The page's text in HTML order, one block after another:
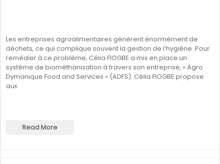
Les entreprises agroalimentaires génèrent énormément de
déchets, ce qui complique souvent la gestion de l’hygiène. Pour
remédier à ce problème, Célia FIOGBE a mis en place un
système de biométhanisation à travers son entreprise, « Agro
Dymanique Food and Services » (ADFS). Célia FIOGBE propose
aux
Read More